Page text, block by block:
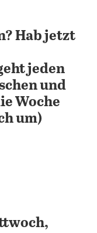
Hab jetzt
jeden
und
Woche
um)
teilenteilen